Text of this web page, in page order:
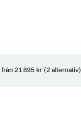
21 895 kr (2 alternativ)